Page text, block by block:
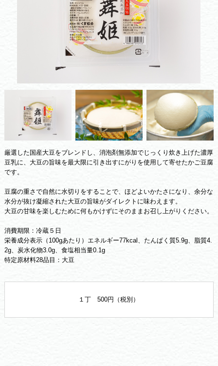
厳選した国産大豆をブレンドし、消泡剤無添加でじっくり炊き上げた濃厚
豆乳に、大豆の旨味を最大限に引き出すにがりを使用して寄せたかご豆腐
です。
豆腐の重さで自然に水切りをすることで、ほどよいかたさになり、余分な
水分が抜け凝縮された大豆の旨味がダイレクトに味わえます。
大豆の甘味を楽しむために何もかけずにそのままお召し上がりください。
消費期限：冷蔵５日
栄養成分表示（100gあたり）エネルギー77kcal、たんぱく質5.9g、脂質4.
2g、炭水化物3.0g、食塩相当量0.1g
特定原材料28品目：大豆
１丁 500円（税別）